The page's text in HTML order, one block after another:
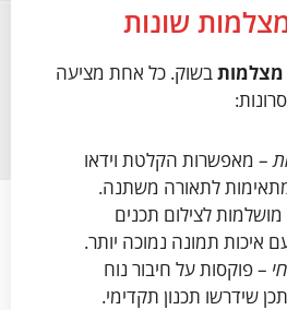
שונות
מצלמות בשוק. כל אחת מציעה
– מאפשרות הקלטת וידאו
לתאורה משתנה.
מושלמות לצילום תכנים
איכות תמונה נמוכה יותר.
– פוקסות על חיבור נוח
שידרשו תכנון תקדימי.